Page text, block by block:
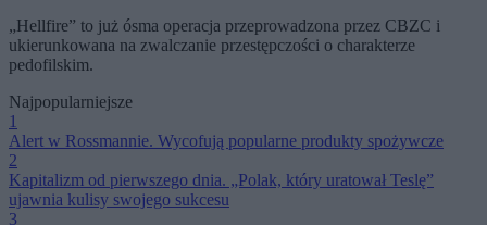
„Hellfire” to już ósma operacja przeprowadzona przez CBZC i
ukierunkowana na zwalczanie przestępczości o charakterze
pedofilskim.
Najpopularniejsze
1
Alert w Rossmannie. Wycofują popularne produkty spożywcze
2
Kapitalizm od pierwszego dnia. „Polak, który uratował Teslę”
ujawnia kulisy swojego sukcesu
3